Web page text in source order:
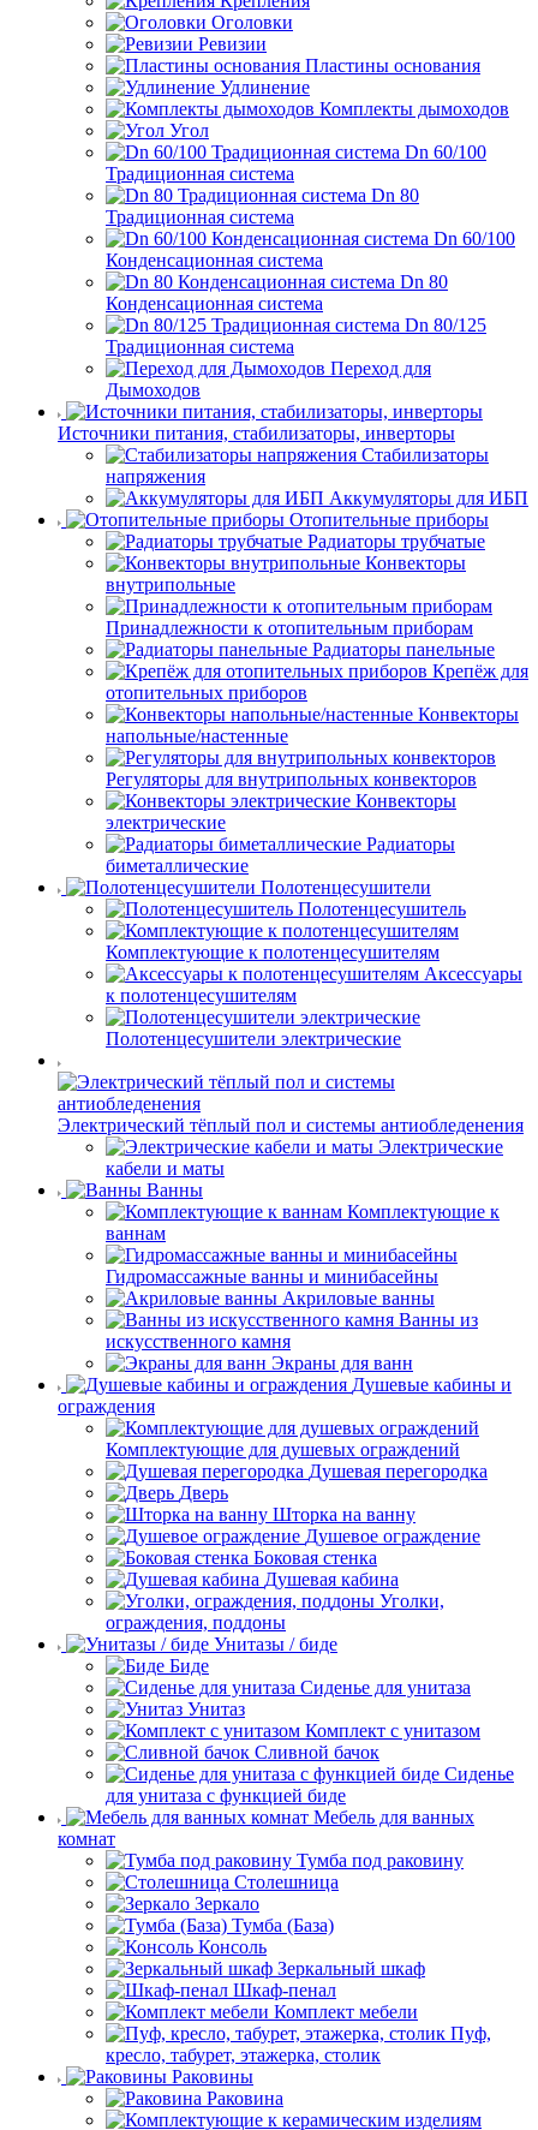
Оголовки
Ревизии
Пластины основания
Удлинение
Комплекты дымоходов
Угол
Dn 60/100
Традиционная система
Dn 80
Традиционная система
Dn 60/100
Конденсационная система
Dn 80
Конденсационная система
Dn 80/125
Традиционная система
Переход для
Дымоходов
Источники питания, стабилизаторы, инверторы
Стабилизаторы
напряжения
Аккумуляторы для ИБП
Отопительные приборы
Радиаторы трубчатые
Конвекторы
внутрипольные
Принадлежности к отопительным приборам
Радиаторы панельные
Крепёж для
отопительных приборов
Конвекторы
напольные/настенные
Регуляторы для внутрипольных конвекторов
Конвекторы
электрические
Радиаторы
биметаллические
Полотенцесушители
Полотенцесушитель
Комплектующие к полотенцесушителям
Аксессуары
к полотенцесушителям
Полотенцесушители электрические
Электрический тёплый пол и системы антиобледенения
Электрические
кабели и маты
Ванны
Комплектующие к
ваннам
Гидромассажные ванны и минибасейны
Акриловые ванны
Ванны из
искусственного камня
Экраны для ванн
Душевые кабины и
ограждения
Комплектующие для душевых ограждений
Душевая перегородка
Дверь
Шторка на ванну
Душевое ограждение
Боковая стенка
Душевая кабина
Уголки,
ограждения, поддоны
Унитазы / биде
Биде
Сиденье для унитаза
Унитаз
Комплект с унитазом
Сливной бачок
Сиденье
для унитаза с функцией биде
Мебель для ванных
комнат
Тумба под раковину
Столешница
Зеркало
Тумба (База)
Консоль
Зеркальный шкаф
Шкаф-пенал
Комплект мебели
Пуф,
кресло, табурет, этажерка, столик
Раковины
Раковина